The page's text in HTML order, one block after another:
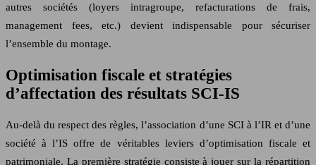
autres sociétés (loyers intragroupe, refacturations de frais,
management fees, etc.) devient indispensable pour sécuriser
l’ensemble du montage.
Optimisation fiscale et stratégies
d’affectation des résultats SCI-IS
Au-delà du respect des règles, l’association d’une SCI à l’IR et d’une
société à l’IS offre de véritables leviers d’optimisation fiscale et
patrimoniale. La première stratégie consiste à jouer sur la répartition